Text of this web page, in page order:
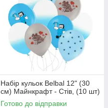
Набір кульок Belbal 12" (30
см) Майнкрафт - Стів, (10 шт)
Готово до відправки